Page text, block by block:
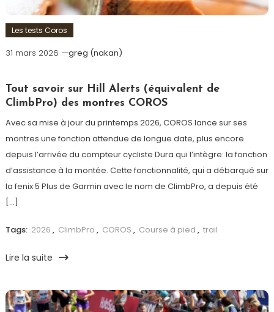
Les tests Coros
31 mars 2026 greg (nakan)
Tout savoir sur Hill Alerts (équivalent de
ClimbPro) des montres COROS
Avec sa mise à jour du printemps 2026, COROS lance sur ses
montres une fonction attendue de longue date, plus encore
depuis l’arrivée du compteur cycliste Dura qui l’intègre: la fonction
d’assistance à la montée. Cette fonctionnalité, qui a débarqué sur
la fenix 5 Plus de Garmin avec le nom de ClimbPro, a depuis été
[…]
Tags: 2026 , ClimbPro , COROS , Course à pied , trail
Lire la suite